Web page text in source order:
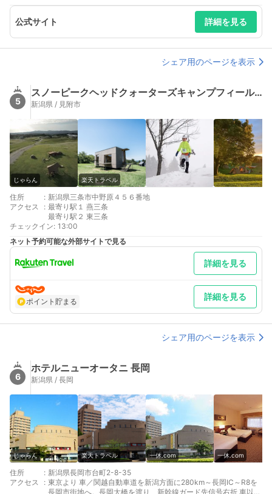
公式サイト 詳細を見る
シェア用のページを表示
5
スノーピークヘッドクォーターズキャンプフィールド
新潟県 / 見附市
じゃらん 楽天トラベル
住所 : 新潟県三条市中野原４５６番地
アクセス
: 最寄り駅１ 燕三条
最寄り駅２ 東三条
チェックイン: 13:00
ネット予約可能な外部サイトで見る
詳細を見る
ポイント貯まる 詳細を見る
シェア用のページを表示
6
ホテルニューオータニ 長岡
新潟県 / 長岡
じゃらん 楽天トラベル 一休.com 一休.com
住所 : 新潟県長岡市台町2-8-35
アクセス
: 東京より 車／関越自動車道を新潟方面に280km～長岡IC～R8を
長岡市街地へ。長岡大橋を渡り、新幹線ガード先信号右折 車以外